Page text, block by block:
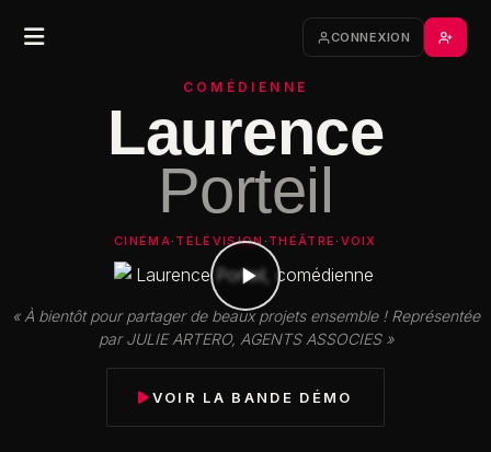
CONNEXION
COMÉDIENNE
Laurence
Porteil
CINÉMA· TÉLÉVISION · THÉÂTRE · VOIX
« À bientôt pour partager de beaux projets ensemble ! Représentée
par JULIE ARTERO, AGENTS ASSOCIES »
VOIR LA BANDE DÉMO